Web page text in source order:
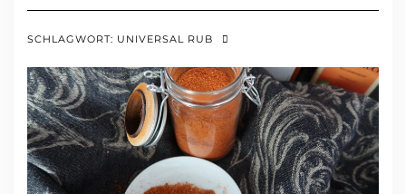
SCHLAGWORT: UNIVERSAL RUB